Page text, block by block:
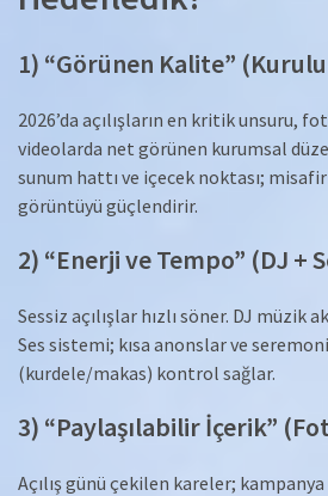
1) “Görünen Kalite”
2026’da açılışların en kritik unsuru,
videolarda net görünen kurumsal
sunum hattı ve içecek noktası; misafir
görüntüyü güçlendirir.
2) “Enerji ve Tempo” (DJ +
Sessiz açılışlar hızlı söner. DJ müzik
Ses sistemi; kısa anonslar ve
(kurdele/makas) kontrol sağlar.
3) “Paylaşılabilir İçerik”
Açılış günü çekilen kareler;